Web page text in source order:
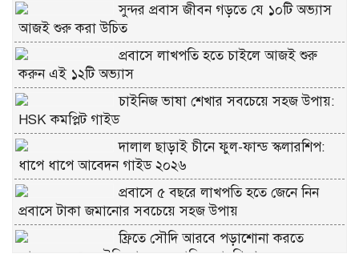
সুন্দর প্রবাস জীবন গড়তে যে ১০টি অভ্যাস
আজই শুরু করা উচিত
প্রবাসে লাখপতি হতে চাইলে আজই শুরু
করুন এই ১২টি অভ্যাস
চাইনিজ ভাষা শেখার সবচেয়ে সহজ উপায়:
HSK কমপ্লিট গাইড
দালাল ছাড়াই চীনে ফুল-ফান্ড স্কলারশিপ:
ধাপে ধাপে আবেদন গাইড ২০২৬
প্রবাসে ৫ বছরে লাখপতি হতে জেনে নিন
প্রবাসে টাকা জমানোর সবচেয়ে সহজ উপায়
ফ্রিতে সৌদি আরবে পড়াশোনা করতে
আবেদন করুন সৌদি আরব সরকারি স্কলারশিপে